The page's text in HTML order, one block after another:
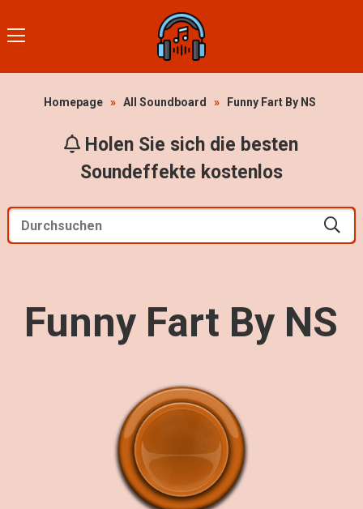
Homepage » All Soundboard » Funny Fart By NS
Holen Sie sich die besten
Soundeffekte kostenlos
Funny Fart By NS